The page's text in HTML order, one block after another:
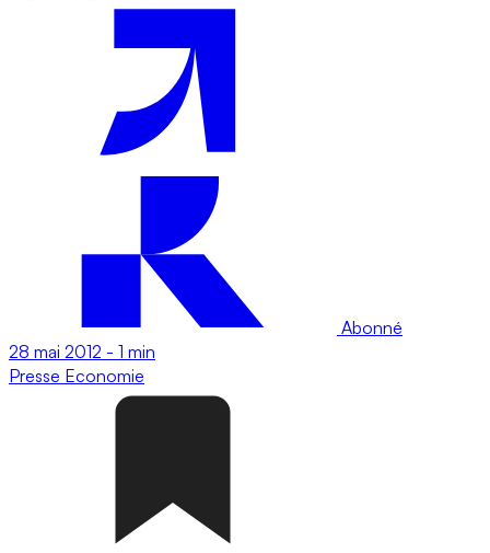
Abonné
28 mai 2012 - 1 min
Presse Economie